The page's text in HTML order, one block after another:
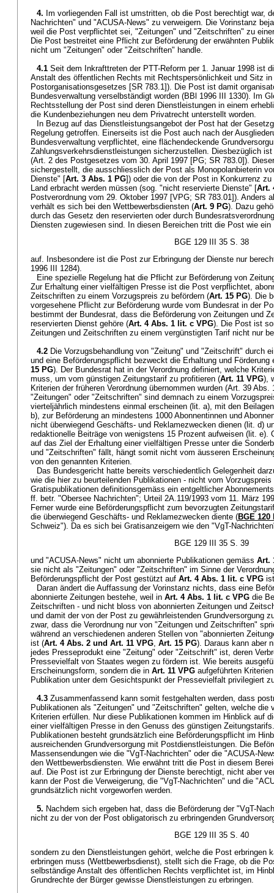
4. Im vorliegenden Fall ist umstritten, ob die Post berechtigt war,
Nachrichten" und "ACUSA-News" zu verweigern. Die Vorinstanz
weil die Post verpflichtet sei, "Zeitungen" und "Zeitschriften" zu
Die Post bestreitet eine Pflicht zur Beförderung der erwähnten
nicht um "Zeitungen" oder "Zeitschriften" handle.
4.1 Seit dem Inkrafttreten der PTT-Reform per 1. Januar 1998 ist
Anstalt des öffentlichen Rechts mit Rechtspersönlichkeit und Sitz
Postorganisationsgesetzes [SR 783.1]). Die Post ist damit
Bundesverwaltung verselbständigt worden (BBl 1996 III 1330). Im
Rechtsstellung der Post sind deren Dienstleistungen in einem
die Kundenbeziehungen neu dem Privatrecht unterstellt worden.
In Bezug auf das Dienstleistungsangebot der Post hat der
Regelung getroffen. Einerseits ist die Post auch nach der
Bundesverwaltung verpflichtet, eine flächendeckende
Zahlungsverkehrsdienstleistungen sicherzustellen. Diesbezüglich
(Art. 2 des Postgesetzes vom 30. April 1997 [PG; SR 783.0]).
sichergestellt, die ausschliesslich der Post als Monopolanbieterin
Dienste" [Art. 3 Abs. 1 PG]) oder die von der Post in Konkurrenz
Land erbracht werden müssen (sog. "nicht reservierte Dienste" [Art.
Postverordnung vom 29. Oktober 1997 [VPG; SR 783.01]). Anders
verhält es sich bei den Wettbewerbsdiensten (Art. 9 PG). Dazu
durch das Gesetz den reservierten oder durch
Diensten zugewiesen sind. In diesen Bereichen tritt die Post wie ein
BGE 129 III 35 S. 38
auf. Insbesondere ist die Post zur Erbringung der Dienste nur
1996 III 1284).
Eine spezielle Regelung hat die Pflicht zur Beförderung von
Zur Erhaltung einer vielfältigen Presse ist die Post verpflichtet,
Zeitschriften zu einem Vorzugspreis zu befördern (Art. 15 PG). Die
vorgesehene Pflicht zur Beförderung wurde vom Bundesrat in der
bestimmt der Bundesrat, dass die Beförderung von Zeitungen und
reservierten Dienst gehöre (Art. 4 Abs. 1 lit. c VPG). Die Post ist
Zeitungen und Zeitschriften zu einem vergünstigten Tarif nicht nur
4.2 Die Vorzugsbehandlung von "Zeitung" und "Zeitschrift" durch
und eine Beförderungspflicht bezweckt die Erhaltung und
15 PG). Der Bundesrat hat in der Verordnung definiert, welche
muss, um vom günstigen Zeitungstarif zu profitieren (Art. 11 VPG),
Kriterien der früheren Verordnung übernommen wurden (Art. 39
"Zeitungen" oder "Zeitschriften" sind demnach zu einem
vierteljährlich mindestens einmal erscheinen (lit. a), mit den
b), zur Beförderung an mindestens 1000 Abonnentinnen und
nicht überwiegend Geschäfts- und Reklamezwecken dienen (lit. d)
redaktionelle Beiträge von wenigstens 15 Prozent aufweisen (lit. e).
auf das Ziel der Erhaltung einer vielfältigen Presse unter die
und "Zeitschriften" fällt, hängt somit nicht vom äusseren
von den genannten Kriterien.
Das Bundesgericht hatte bereits verschiedentlich Gelegenheit
wie die hier zu beurteilenden Publikationen - nicht vom
Gratispublikationen definitionsgemäss ein entgeltlicher
ff. betr. "Obersee Nachrichten"; Urteil 2A.119/1993 vom 11. März
Ferner wurde eine Beförderungspflicht zum bevorzugten
die überwiegend Geschäfts- und Reklamezwecken diente (BGE 120
Schweiz"). Da es sich bei Gratisanzeigern wie den "VgT-
BGE 129 III 35 S. 39
und "ACUSA-News" nicht um abonnierte Publikationen gemäss Art.
sie nicht als "Zeitungen" oder "Zeitschriften" im Sinne der
Beförderungspflicht der Post gestützt auf Art. 4 Abs. 1 lit. c VPG
Daran ändert die Auffassung der Vorinstanz nichts, dass eine
abonnierte Zeitungen bestehe, weil in Art. 4 Abs. 1 lit. c VPG die
Zeitschriften - und nicht bloss von abonnierten Zeitungen und
und damit der von der Post zu gewährleistenden Grundversorgung
zwar, dass die Verordnung nur von "Zeitungen und Zeitschriften"
während an verschiedenen anderen Stellen von "abonnierten
ist (Art. 4 Abs. 2 und Art. 11 VPG, Art. 15 PG). Daraus kann aber
jedes Presseprodukt eine "Zeitung" oder "Zeitschrift" ist, deren
Pressevielfalt von Staates wegen zu fördern ist. Wie bereits
Erscheinungsform, sondern die in Art. 11 VPG aufgeführten
Publikation unter dem Gesichtspunkt der Pressevielfalt privilegiert
4.3 Zusammenfassend kann somit festgehalten werden, dass
Publikationen als "Zeitungen" und "Zeitschriften" gelten, welche die
Kriterien erfüllen. Nur diese Publikationen kommen im Hinblick auf
einer vielfältigen Presse in den Genuss des günstigen
Publikationen besteht grundsätzlich eine Beförderungspflicht im
ausreichenden Grundversorgung mit Postdienstleistungen. Die
Massensendungen wie die "VgT-Nachrichten" oder die "ACUSA-
den Wettbewerbsdiensten. Wie erwähnt tritt die Post in diesem
auf. Die Post ist zur Erbringung der Dienste berechtigt, nicht aber
kann der Post die Verweigerung, die "VgT-Nachrichten" und die
grundsätzlich nicht vorgeworfen werden.
5. Nachdem sich ergeben hat, dass die Beförderung der "VgT-
nicht zu der von der Post obligatorisch zu erbringenden
BGE 129 III 35 S. 40
sondern zu den Dienstleistungen gehört, welche die Post erbringen
erbringen muss (Wettbewerbsdienst), stellt sich die Frage, ob die
selbständige Anstalt des öffentlichen Rechts verpflichtet ist, im
Grundrechte der Bürger gewisse Dienstleistungen zu erbringen.